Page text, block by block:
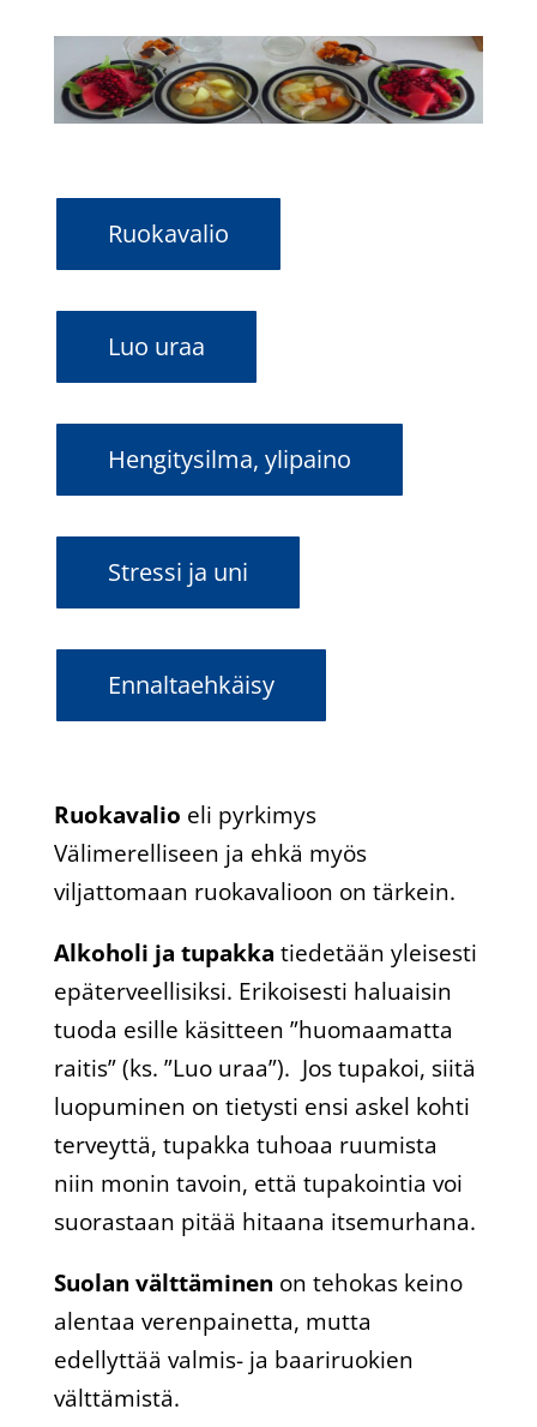
Ruokavalio
Luo uraa
Hengitysilma, ylipaino
Stressi ja uni
Ennaltaehkäisy
Ruokavalio eli pyrkimys
Välimerelliseen ja ehkä myös
viljattomaan ruokavalioon on tärkein.
Alkoholi ja tupakka tiedetään yleisesti
epäterveellisiksi. Erikoisesti haluaisin
tuoda esille käsitteen ”huomaamatta
raitis” (ks. ”Luo uraa”). Jos tupakoi, siitä
luopuminen on tietysti ensi askel kohti
terveyttä, tupakka tuhoaa ruumista
niin monin tavoin, että tupakointia voi
suorastaan pitää hitaana itsemurhana.
Suolan välttäminen on tehokas keino
alentaa verenpainetta, mutta
edellyttää valmis- ja baariruokien
välttämistä.